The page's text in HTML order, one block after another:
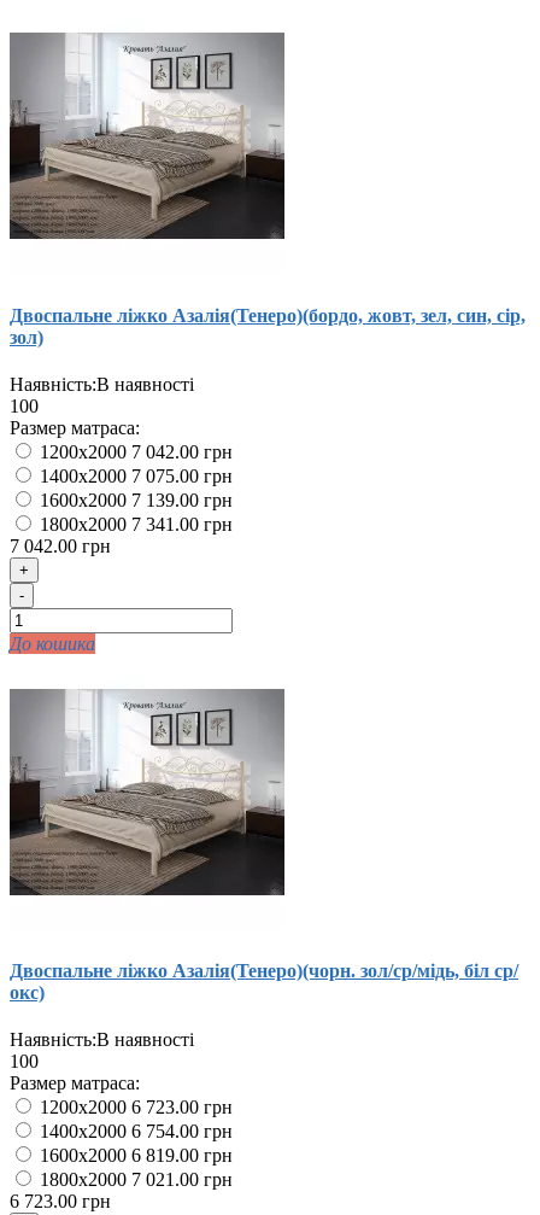
Двоспальне ліжко Азалія(Тенеро)(бордо, жовт, зел, син, сір,
зол)
Наявність:В наявності
100
Размер матраса:
1200x2000 7 042.00 грн
1400x2000 7 075.00 грн
1600x2000 7 139.00 грн
1800x2000 7 341.00 грн
7 042.00 грн
+
-
До кошика
Двоспальне ліжко Азалія(Тенеро)(чорн. зол/ср/мідь, біл ср/
окс)
Наявність:В наявності
100
Размер матраса:
1200x2000 6 723.00 грн
1400x2000 6 754.00 грн
1600x2000 6 819.00 грн
1800x2000 7 021.00 грн
6 723.00 грн